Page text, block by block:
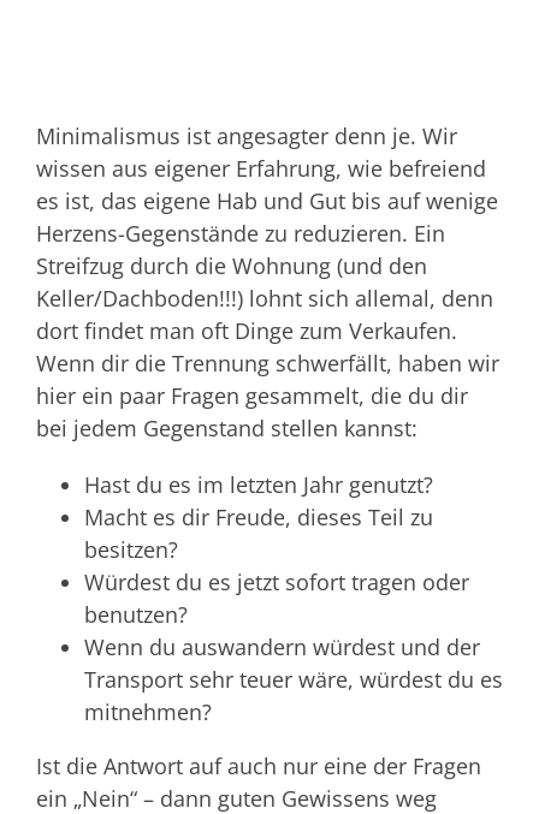
Minimalismus ist angesagter denn je. Wir
wissen aus eigener Erfahrung, wie befreiend
es ist, das eigene Hab und Gut bis auf wenige
Herzens-Gegenstände zu reduzieren. Ein
Streifzug durch die Wohnung (und den
Keller/Dachboden!!!) lohnt sich allemal, denn
dort findet man oft Dinge zum Verkaufen.
Wenn dir die Trennung schwerfällt, haben wir
hier ein paar Fragen gesammelt, die du dir
bei jedem Gegenstand stellen kannst:
Hast du es im letzten Jahr genutzt?
Macht es dir Freude, dieses Teil zu
besitzen?
Würdest du es jetzt sofort tragen oder
benutzen?
Wenn du auswandern würdest und der
Transport sehr teuer wäre, würdest du es
mitnehmen?
Ist die Antwort auf auch nur eine der Fragen
ein „Nein“ – dann guten Gewissens weg